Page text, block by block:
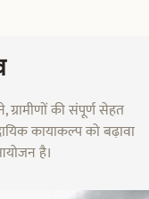
ग्रामीणों की संपूर्ण सेहत
कायाकल्प को बढ़ावा
है।